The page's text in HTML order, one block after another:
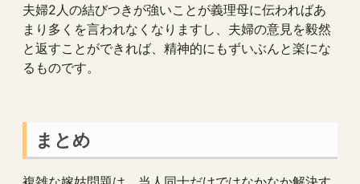
夫婦2人の結びつきが強いことが義理母に伝わればあ
まり多くを言われなくなりますし、夫婦の意見を毅然
と返すことができれば、精神的にもずいぶんと楽にな
るものです。
まとめ